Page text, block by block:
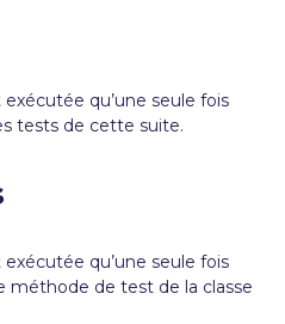
qu’une seule fois
tests de cette suite.
qu’une seule fois
méthode de test de la classe